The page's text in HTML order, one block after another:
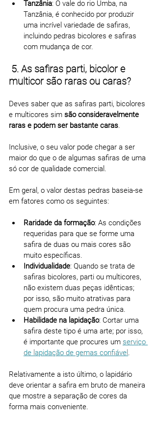
Tanzânia: O vale do rio Umba, na
Tanzânia, é conhecido por produzir
uma incrível variedade de safiras,
incluindo pedras bicolores e safiras
com mudança de cor.
multicor são raras ou caras?
Deves saber que as safiras parti, bicolores
e multicores sim são consideravelmente
raras e podem ser bastante caras.
Inclusive, o seu valor pode chegar a ser
maior do que o de algumas safiras de uma
só cor de qualidade comercial.
Em geral, o valor destas pedras baseia-se
em fatores como os seguintes:
Raridade da formação: As condições
requeridas para que se forme uma
safira de duas ou mais cores são
muito específicas.
Individualidade: Quando se trata de
safiras bicolores, parti ou multicores,
não existem duas peças idênticas;
por isso, são muito atrativas para
quem procura uma pedra única.
Habilidade na lapidação: Cortar uma
safira deste tipo é uma arte; por isso,
é importante que procures um serviço
de lapidação de gemas confiável .
Relativamente a isto último, o lapidário
deve orientar a safira em bruto de maneira
que mostre a separação de cores da
forma mais conveniente.